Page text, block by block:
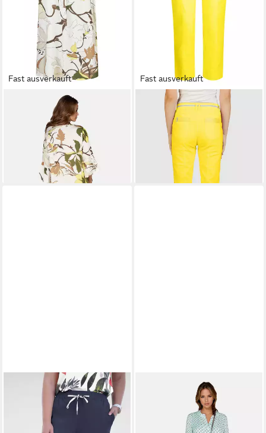
Fast ausverkauft
NAVIGAZIONEA-Linien-Kleid
(1-tlg) Blumenmuster
UVP69,95 €
Fast ausverkauft
NAVIGAZIONEStoffhose
Bengalinware
38,99 €
49,95 €